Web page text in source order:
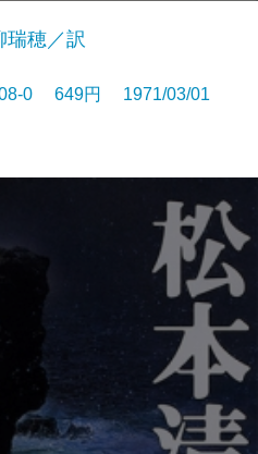
瑞穂／訳
0 649円 1971/03/01